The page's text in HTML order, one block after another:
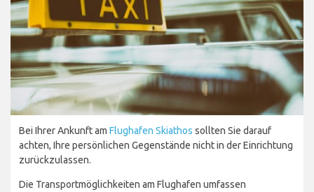
Bei Ihrer Ankunft am Flughafen Skiathos sollten Sie darauf
achten, Ihre persönlichen Gegenstände nicht in der Einrichtung
zurückzulassen.
Die Transportmöglichkeiten am Flughafen umfassen